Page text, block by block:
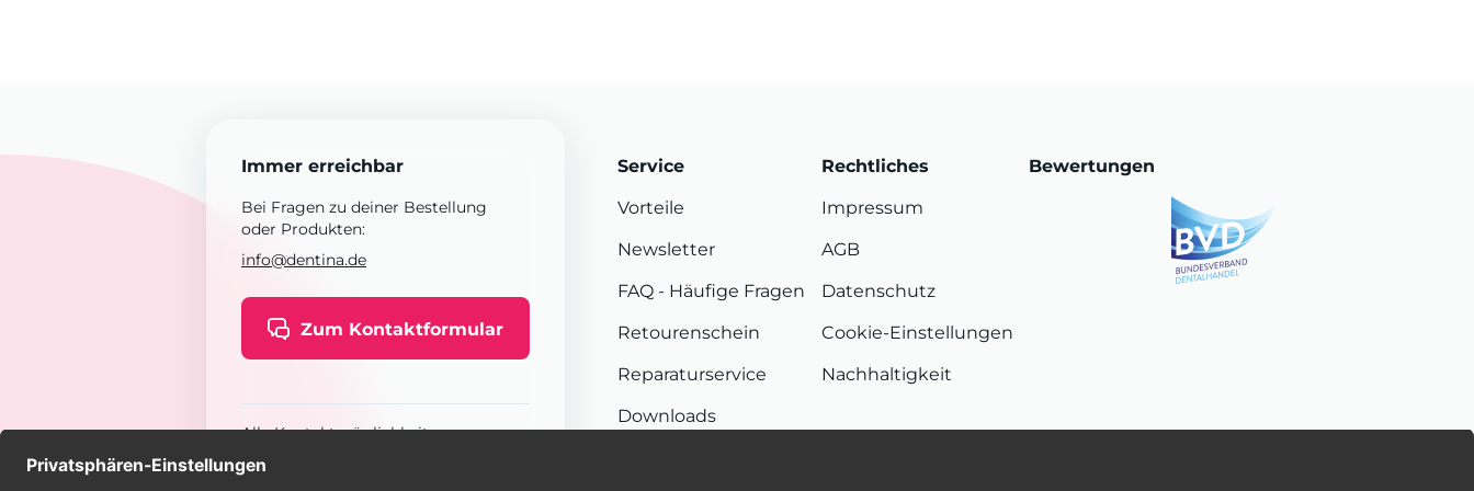
Immer erreichbar
Bei Fragen zu deiner Bestellung
oder Produkten:
info@dentina.de
Zum Kontaktformular
Alle Kontaktmöglichkeiten
Service
Vorteile
Newsletter
FAQ - Häufige Fragen
Retourenschein
Reparaturservice
Downloads
Rechtliches
Impressum
AGB
Datenschutz
Cookie-Einstellungen
Nachhaltigkeit
Bewertungen